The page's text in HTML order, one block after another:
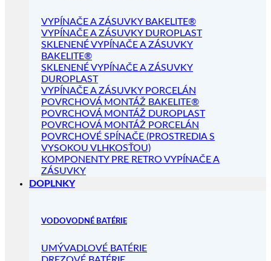
VYPÍNAČE A ZÁSUVKY BAKELITE®
VYPÍNAČE A ZÁSUVKY DUROPLAST
SKLENENÉ VYPÍNAČE A ZÁSUVKY
BAKELITE®
SKLENENÉ VYPÍNAČE A ZÁSUVKY
DUROPLAST
VYPÍNAČE A ZÁSUVKY PORCELÁN
POVRCHOVÁ MONTÁŽ BAKELITE®
POVRCHOVÁ MONTÁŽ DUROPLAST
POVRCHOVÁ MONTÁŽ PORCELÁN
POVRCHOVÉ SPÍNAČE (PROSTREDIA S
VYSOKOU VLHKOSŤOU)
KOMPONENTY PRE RETRO VYPÍNAČE A
ZÁSUVKY
DOPLNKY
VODOVODNÉ BATÉRIE
UMÝVADLOVÉ BATÉRIE